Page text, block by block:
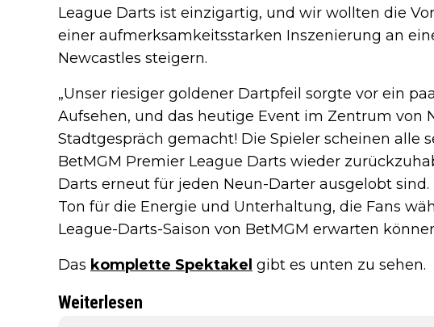
League Darts ist einzigartig, und wir wollten die
einer aufmerksamkeitsstarken Inszenierung an
Newcastles steigern.
„Unser riesiger goldener Dartpfeil sorgte vor ein
Aufsehen, und das heutige Event im Zentrum von
Stadtgespräch gemacht! Die Spieler scheinen alle
BetMGM Premier League Darts wieder
Darts erneut für jeden Neun-Darter ausgelobt
Ton für die Energie und Unterhaltung, die Fans
League-Darts-Saison von BetMGM erwarten
Das komplette Spektakel gibt es unten zu sehen.
Weiterlesen